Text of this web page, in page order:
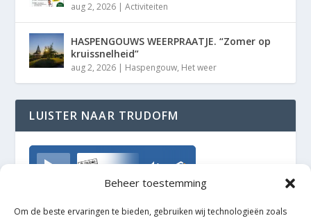
Beheer toestemming
Om de beste ervaringen te bieden, gebruiken wij technologieën zoals
aug 2, 2026 |Activiteiten
HASPENGOUWS WEERPRAATJE. “Zomer op
kruissnelheid”
aug 2, 2026 | Haspengouw, Het weer
LUISTER NAAR TRUDOFM
TrudoFM